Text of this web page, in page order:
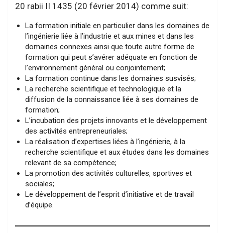
20 rabii II 1435 (20 février 2014) comme suit:
La formation initiale en particulier dans les domaines de
l’ingénierie liée à l’industrie et aux mines et dans les
domaines connexes ainsi que toute autre forme de
formation qui peut s’avérer adéquate en fonction de
l’environnement général ou conjointement;
La formation continue dans les domaines susvisés;
La recherche scientifique et technologique et la
diffusion de la connaissance liée à ses domaines de
formation;
L’incubation des projets innovants et le développement
des activités entrepreneuriales;
La réalisation d’expertises liées à l’ingénierie, à la
recherche scientifique et aux études dans les domaines
relevant de sa compétence;
La promotion des activités culturelles, sportives et
sociales;
Le développement de l’esprit d’initiative et de travail
d’équipe.